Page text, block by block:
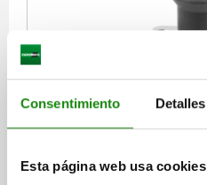
Consentimiento Detalles
Esta página web usa cookies
PERNO DE BLOQUEO MINI
D=6, S=6, L4=12, A=30,
COMP:TERMOPLÁSTICO
D1=10 LONGITUD=39 FORMA=A